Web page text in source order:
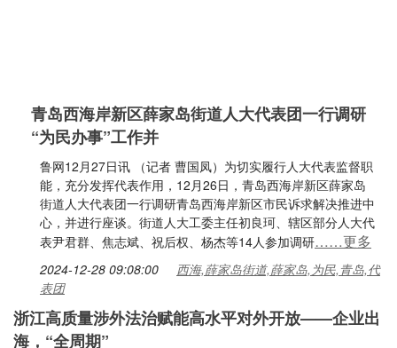
青岛西海岸新区薛家岛街道人大代表团一行调研
“为民办事”工作并
鲁网12月27日讯 （记者 曹国凤）为切实履行人大代表监督职
能，充分发挥代表作用，12月26日，青岛西海岸新区薛家岛
街道人大代表团一行调研青岛西海岸新区市民诉求解决推进中
心，并进行座谈。街道人大工委主任初良珂、辖区部分人大代
表尹君群、焦志斌、祝后权、杨杰等14人参加调研……更多
2024-12-28 09:08:00
西海,薛家岛街道,薛家岛,为民,青岛,代
表团
浙江高质量涉外法治赋能高水平对外开放——企业出
海，“全周期”